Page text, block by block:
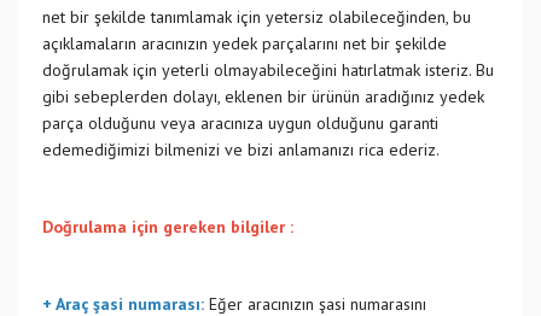
net bir şekilde tanımlamak için yetersiz olabileceğinden, bu
açıklamaların aracınızın yedek parçalarını net bir şekilde
doğrulamak için yeterli olmayabileceğini hatırlatmak isteriz. Bu
gibi sebeplerden dolayı, eklenen bir ürünün aradığınız yedek
parça olduğunu veya aracınıza uygun olduğunu garanti
edemediğimizi bilmenizi ve bizi anlamanızı rica ederiz.
Doğrulama için gereken bilgiler :
+ Araç şasi numarası: Eğer aracınızın şasi numarasını